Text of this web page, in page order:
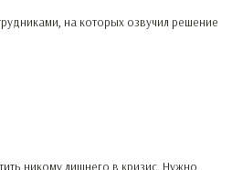
на которых озвучил решение
никому лишнего в кризис. Нужно